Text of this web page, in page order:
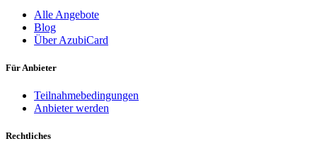
Alle Angebote
Blog
Über AzubiCard
Für Anbieter
Teilnahmebedingungen
Anbieter werden
Rechtliches